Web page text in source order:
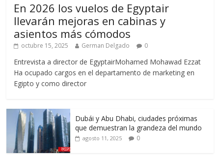
En 2026 los vuelos de Egyptair
llevarán mejoras en cabinas y
asientos más cómodos
octubre 15, 2025 German Delgado 0
Entrevista a director de EgyptairMohamed Mohawad Ezzat
Ha ocupado cargos en el departamento de marketing en
Egipto y como director
Dubái y Abu Dhabi, ciudades próximas
que demuestran la grandeza del mundo
agosto 11, 2025 0